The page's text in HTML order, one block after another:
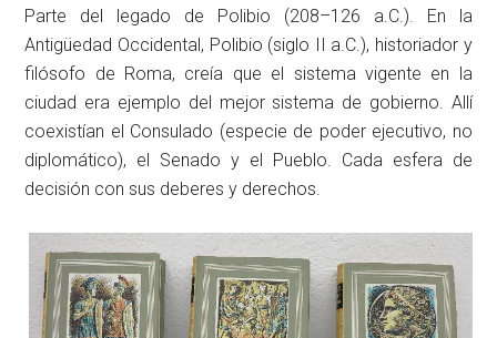
Parte del legado de Polibio (208–126 a.C.). En la
Antigüedad Occidental, Polibio (siglo II a.C.), historiador y
filósofo de Roma, creía que el sistema vigente en la
ciudad era ejemplo del mejor sistema de gobierno. Allí
coexistían el Consulado (especie de poder ejecutivo, no
diplomático), el Senado y el Pueblo. Cada esfera de
decisión con sus deberes y derechos.